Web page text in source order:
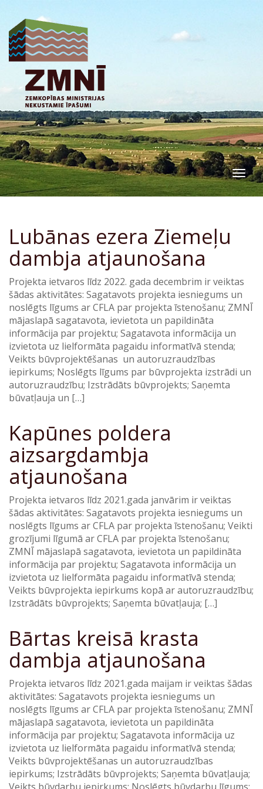
Lubānas ezera Ziemeļu
dambja atjaunošana
Projekta ietvaros līdz 2022. gada decembrim ir veiktas
šādas aktivitātes: Sagatavots projekta iesniegums un
noslēgts līgums ar CFLA par projekta īstenošanu; ZMNĪ
mājaslapā sagatavota, ievietota un papildināta
informācija par projektu; Sagatavota informācija un
izvietota uz lielformāta pagaidu informatīvā stenda;
Veikts būvprojektēšanas un autoruzraudzības
iepirkums; Noslēgts līgums par būvprojekta izstrādi un
autoruzraudzību; Izstrādāts būvprojekts; Saņemta
būvatļauja un […]
Kapūnes poldera
aizsargdambja
atjaunošana
Projekta ietvaros līdz 2021.gada janvārim ir veiktas
šādas aktivitātes: Sagatavots projekta iesniegums un
noslēgts līgums ar CFLA par projekta īstenošanu; Veikti
grozījumi līgumā ar CFLA par projekta īstenošanu;
ZMNĪ mājaslapā sagatavota, ievietota un papildināta
informācija par projektu; Sagatavota informācija un
izvietota uz lielformāta pagaidu informatīvā stenda;
Veikts būvprojekta iepirkums kopā ar autoruzraudzību;
Izstrādāts būvprojekts; Saņemta būvatļauja; […]
Bārtas kreisā krasta
dambja atjaunošana
Projekta ietvaros līdz 2021.gada maijam ir veiktas šādas
aktivitātes: Sagatavots projekta iesniegums un
noslēgts līgums ar CFLA par projekta īstenošanu; ZMNĪ
mājaslapā sagatavota, ievietota un papildināta
informācija par projektu; Sagatavota informācija uz
izvietota uz lielformāta pagaidu informatīvā stenda;
Veikts būvprojektēšanas un autoruzraudzības
iepirkums; Izstrādāts būvprojekts; Saņemta būvatļauja;